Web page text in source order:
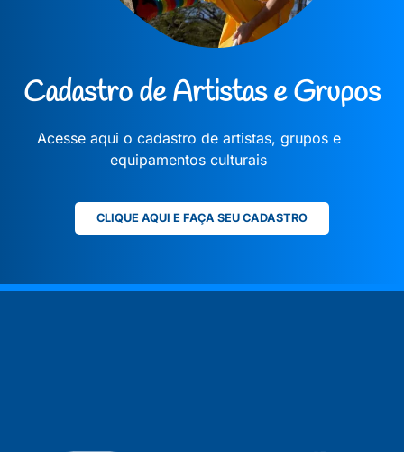
Cadastro de Artistas e Grupos
Acesse aqui o cadastro de artistas, grupos e
equipamentos culturais
CLIQUE AQUI E FAÇA SEU CADASTRO